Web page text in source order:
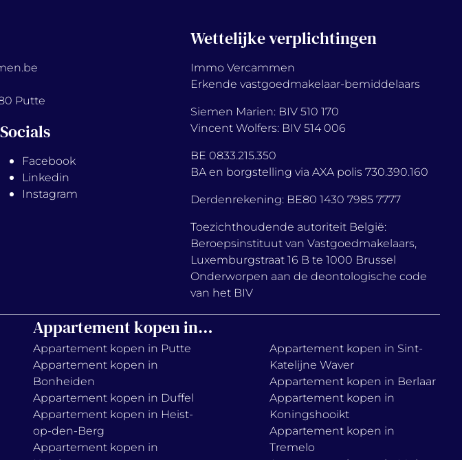
Putte
Socials
Facebook
Linkedin
Instagram
Wettelijke verplichtingen
Immo Vercammen
Erkende vastgoedmakelaar-bemiddelaars
Siemen Marien: BIV 510 170
Vincent Wolfers: BIV 514 006
BE 0833.215.350
BA en borgstelling via AXA polis 730.390.160
Derdenrekening: BE80 1430 7985 7777
Toezichthoudende autoriteit België:
Beroepsinstituut van Vastgoedmakelaars,
Luxemburgstraat 16 B te 1000 Brussel
Onderworpen aan de deontologische code
van het BIV
Appartement kopen in…
Appartement kopen in Putte
Appartement kopen in
Bonheiden
Appartement kopen in Duffel
Appartement kopen in Heist-
op-den-Berg
Appartement kopen in
Appartement kopen in Sint-
Katelijne Waver
Appartement kopen in Berlaar
Appartement kopen in
Koningshooikt
Appartement kopen in
Tremelo